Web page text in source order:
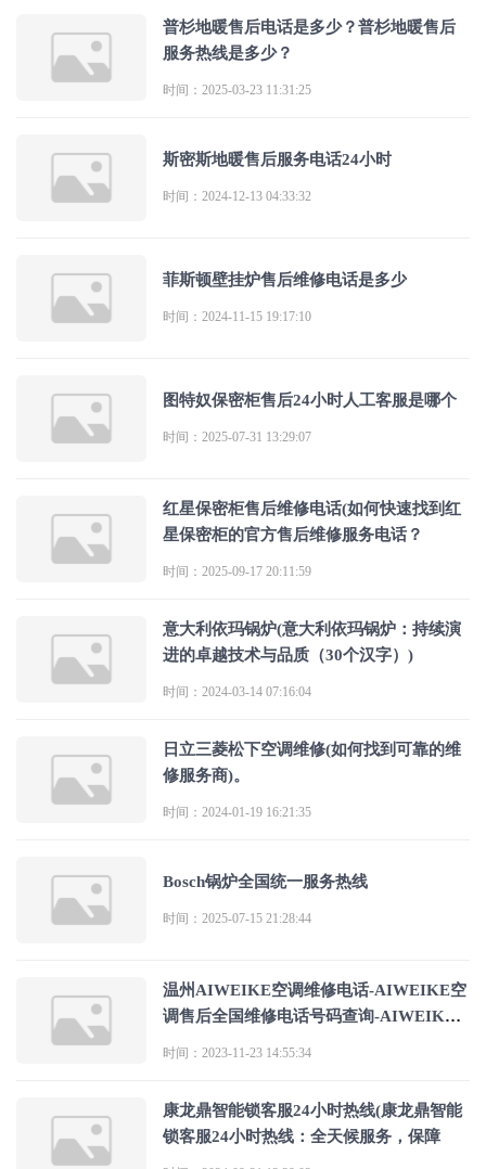
普杉地暖售后电话是多少？普杉地暖售后
服务热线是多少？
时间：2025-03-23 11:31:25
斯密斯地暖售后服务电话24小时
时间：2024-12-13 04:33:32
菲斯顿壁挂炉售后维修电话是多少
时间：2024-11-15 19:17:10
图特奴保密柜售后24小时人工客服是哪个
时间：2025-07-31 13:29:07
红星保密柜售后维修电话(如何快速找到红
星保密柜的官方售后维修服务电话？
时间：2025-09-17 20:11:59
意大利依玛锅炉(意大利依玛锅炉：持续演
进的卓越技术与品质（30个汉字）)
时间：2024-03-14 07:16:04
日立三菱松下空调维修(如何找到可靠的维
修服务商)。
时间：2024-01-19 16:21:35
Bosch锅炉全国统一服务热线
时间：2025-07-15 21:28:44
温州AIWEIKE空调维修电话-AIWEIKE空
调售后全国维修电话号码查询-AIWEIKE
时间：2023-11-23 14:55:34
康龙鼎智能锁客服24小时热线(康龙鼎智能
锁客服24小时热线：全天候服务，保障